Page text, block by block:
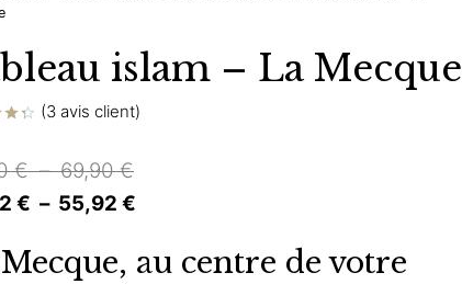
islam – La Mecque
(3 avis client)
€ – 69,90€Plage
de
49,90 €
€ – 55,92 €
prix :
au centre de votre